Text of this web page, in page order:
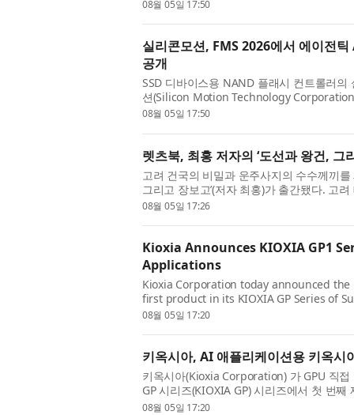
08월 05일 17:50
실리콘모션, FMS 2026에서 에이전
공개
SSD 디바이스용 NAND 플래시 컨트롤러
션(Silicon Motion Technology
포니아 산타클라라에서 개최된
08월 05일 17:50
렛츠북, 최홍 저자의 ‘도선과 왕건, 그
고려 건국의 비밀과 운주사지의 수수께끼
그리고 장보고’(저자 최홍)가 출간됐다. 고
지지 않았을까? 도선국사는 왜 왕건의 아버
08월 05일 17:26
Kioxia Announces KIOXIA GP1
Applications
Kioxia Corporation today announced the
first product in its KIOXIA GP Series of
access. Building on the KIOXIA GP
08월 05일 17:20
키옥시아, AI 애플리케이션용 키옥시
키옥시아(Kioxia Corporation) 가 GPU 직
GP 시리즈(KIOXIA GP) 시리즈에서 첫 번
6.0 NVMe™ SSD를 발표했다. 올해 초에 소
08월 05일 17:20